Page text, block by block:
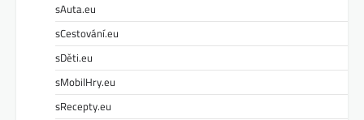
sAuta.eu
sCestování.eu
sDěti.eu
sMobilHry.eu
sRecepty.eu